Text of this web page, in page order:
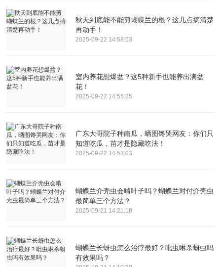
秋天到底能不能剪蝴蝶兰的根？这几点搞清楚
再动手！
2025-09-22 14:58:53
室内养花想爆盆？这5种新手也能养出满盆
花！
2025-09-22 14:55:25
广东大哥院子种南瓜，晒图馋哭网友：你们只
知道吃瓜，苗才是隐藏吃法！
2025-09-22 14:53:03
蝴蝶兰介壳虫会啃叶子吗？蝴蝶兰对付介壳虫
最简单三个方法？
2025-09-21 14:21:18
蝴蝶兰长蚜虫怎么治疗最好？吡虫啉杀蚜虫吗
有效果吗？